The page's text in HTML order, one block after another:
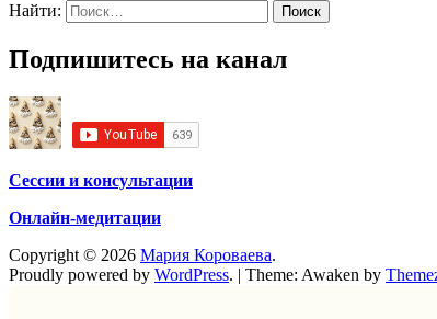
Найти:
Подпишитесь на канал
Сессии и консультации
Онлайн-медитации
Copyright © 2026 Мария Короваева.
Proudly powered by WordPress. | Theme: Awaken by